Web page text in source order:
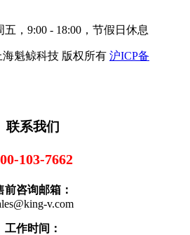
，9:00 - 18:00，节假日休息
海魁鲸科技 版权所有 沪ICP备
联系我们
103-7662
前咨询邮箱：
v.com
工作时间：